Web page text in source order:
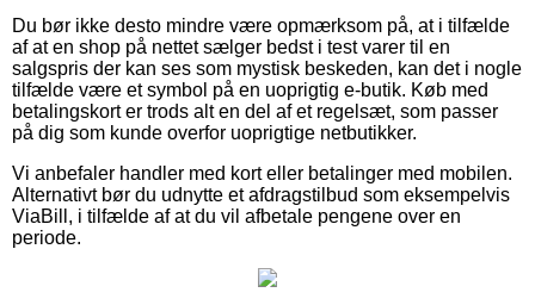
Du bør ikke desto mindre være opmærksom på, at i tilfælde
af at en shop på nettet sælger bedst i test varer til en
salgspris der kan ses som mystisk beskeden, kan det i nogle
tilfælde være et symbol på en uoprigtig e-butik. Køb med
betalingskort er trods alt en del af et regelsæt, som passer
på dig som kunde overfor uoprigtige netbutikker.
Vi anbefaler handler med kort eller betalinger med mobilen.
Alternativt bør du udnytte et afdragstilbud som eksempelvis
ViaBill, i tilfælde af at du vil afbetale pengene over en
periode.